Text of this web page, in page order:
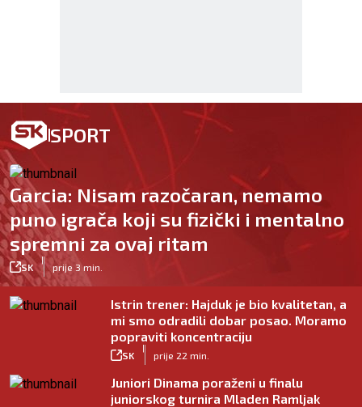
SPORT
Garcia: Nisam razočaran, nemamo
puno igrača koji su fizički i mentalno
spremni za ovaj ritam
SK
|
prije 3 min.
Istrin trener: Hajduk je bio kvalitetan, a
mi smo odradili dobar posao. Moramo
popraviti koncentraciju
SK prije 22 min.
Juniori Dinama poraženi u finalu
juniorskog turnira Mladen Ramljak